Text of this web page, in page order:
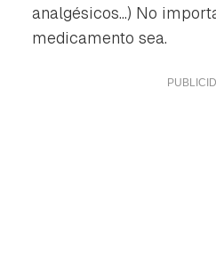
analgésicos...) No
medicamento sea.